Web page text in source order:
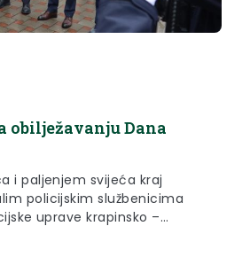
obilježavanju Dana
i paljenjem svijeća kraj
policijskim službenicima
uprave krapinsko –
Dan policije, koji se slavi